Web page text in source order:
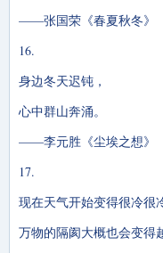
——张国荣《春夏秋冬》
16.
身边冬天迟钝，
心中群山奔涌。
——李元胜《尘埃之想》
17.
现在天气开始变得很冷很
万物的隔阂大概也会变得